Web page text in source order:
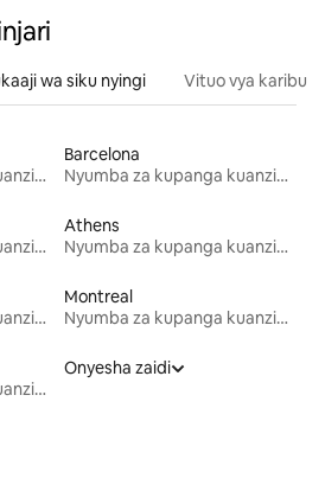
wa siku nyingi Vituo vya karibu
Nyumba za kupanga kuanzia mwezi mmoja
Barcelona
Nyumba za kupanga kuanzia mwezi mmoja
Nyumba za kupanga kuanzia mwezi mmoja
Athens
Nyumba za kupanga kuanzia mwezi mmoja
Nyumba za kupanga kuanzia mwezi mmoja
Montreal
Nyumba za kupanga kuanzia mwezi mmoja
Nyumba za kupanga kuanzia mwezi mmoja
Onyesha zaidi